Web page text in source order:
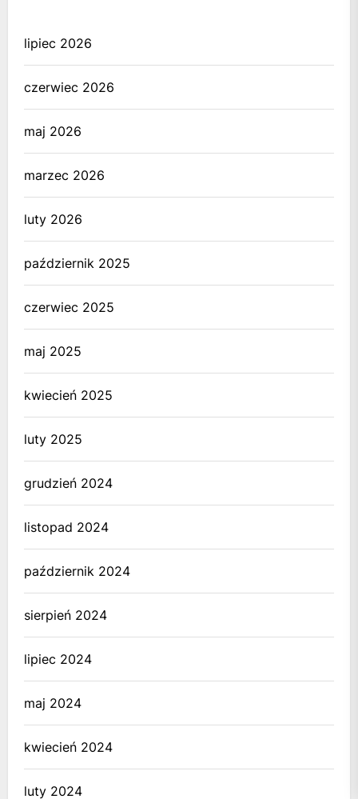
lipiec 2026
czerwiec 2026
maj 2026
marzec 2026
luty 2026
październik 2025
czerwiec 2025
maj 2025
kwiecień 2025
luty 2025
grudzień 2024
listopad 2024
październik 2024
sierpień 2024
lipiec 2024
maj 2024
kwiecień 2024
luty 2024